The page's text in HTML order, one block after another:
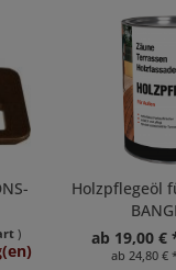
)
Holzpflegeöl
ab 19,00 €
ab 24,80